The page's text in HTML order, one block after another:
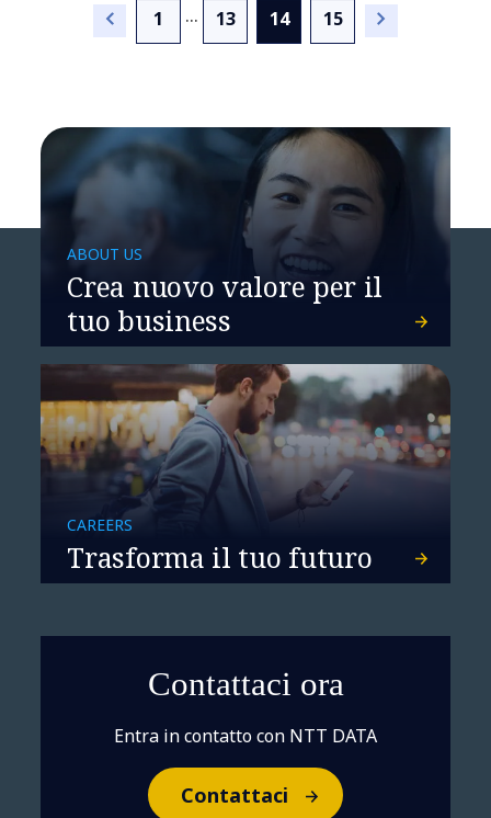
NTT DATA lancia nuove
soluzioni negli ambiti IoT,
Intelligenza Artificiale e
Virtual Reality
NTT DATA e Spectral Edge
insieme per portare
tutte le case
1 ... 13 14(current)
15
ABOUT US
Crea nuovo valore per il
tuo business
CAREERS
Trasforma il tuo futuro
Contattaci ora
Entra in contatto con NTT DATA
Contattaci